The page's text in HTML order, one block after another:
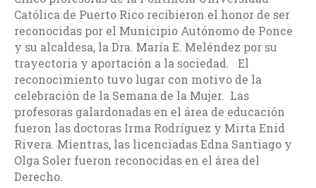
Católica de Puerto Rico recibieron el honor de ser
reconocidas por el Municipio Autónomo de Ponce
y su alcaldesa, la Dra. María E. Meléndez por su
trayectoria y aportación a la sociedad. El
reconocimiento tuvo lugar con motivo de la
celebración de la Semana de la Mujer. Las
profesoras galardonadas en el área de educación
fueron las doctoras Irma Rodríguez y Mirta Enid
Rivera. Mientras, las licenciadas Edna Santiago y
Olga Soler fueron reconocidas en el área del
Derecho.